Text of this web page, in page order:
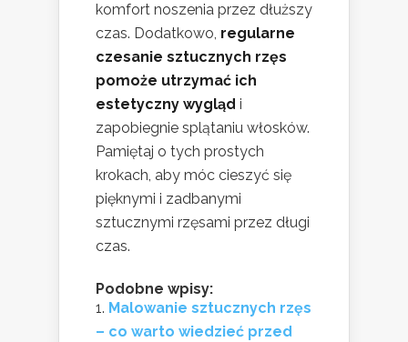
komfort noszenia przez dłuższy
czas. Dodatkowo, regularne
czesanie sztucznych rzęs
pomoże utrzymać ich
estetyczny wygląd i
zapobiegnie splątaniu włosków.
Pamiętaj o tych prostych
krokach, aby móc cieszyć się
pięknymi i zadbanymi
sztucznymi rzęsami przez długi
czas.
Podobne wpisy:
Malowanie sztucznych rzęs
– co warto wiedzieć przed